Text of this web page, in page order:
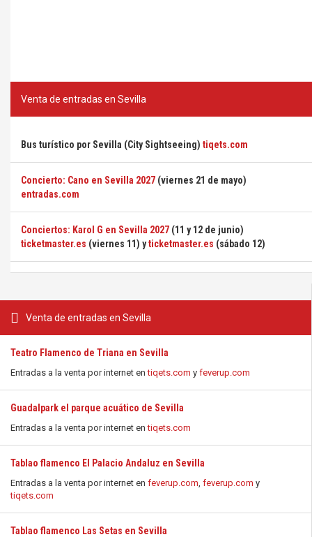
Venta de entradas en Sevilla
Teatro Flamenco de Triana en Sevilla
Entradas a la venta por internet entiqets.com y feverup.com
Guadalpark el parque acuático de Sevilla
Entradas a la venta por internet entiqets.com
Tablao flamenco El Palacio Andaluz en Sevilla
Entradas a la venta por internet en feverup.com, feverup.com y
tiqets.com
Tablao flamenco Las Setas en Sevilla
Venta de entradas en Sevilla
Bus turístico por Sevilla (City Sightseeing) tiqets.com
Concierto: Cano en Sevilla 2027 (viernes 21 de mayo)
entradas.com
Conciertos: Karol G en Sevilla 2027 (11 y 12 de junio)
ticketmaster.es (viernes 11) yticketmaster.es (sábado 12)